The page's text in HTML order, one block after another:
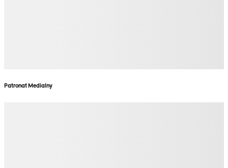
Patronat Medialny